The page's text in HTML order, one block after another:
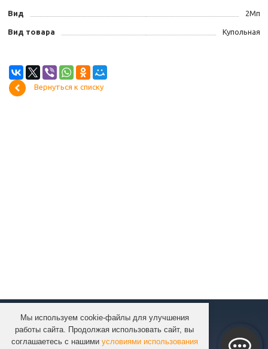
Мы используем cookie-файлы для улучшения
работы сайта. Продолжая использовать сайт, вы
соглашаетесь с нашими условиями использования
Вид 2Мп
Вид товара Купольная
Вернуться к списку
КОМПАНИЯ
КАТАЛОГ